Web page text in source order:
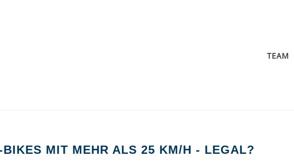
TEAM
BIKES MIT MEHR ALS 25 KM/H - LEGAL?